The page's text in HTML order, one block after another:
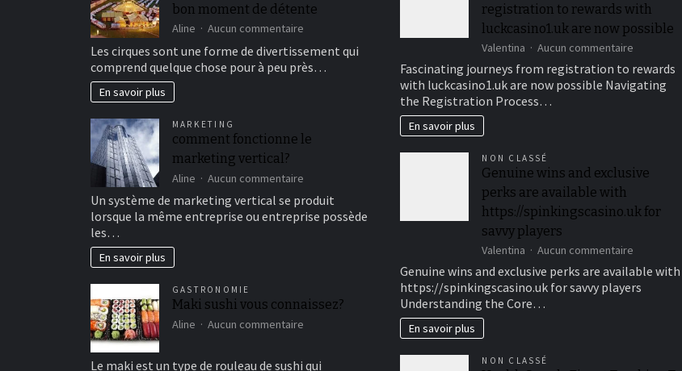
bon moment de détente
Aline Aucun commentaire
au
cirque
bon
Les cirques sont une forme de divertissement qui
comprend quelque chose pour à peu près…
En savoir plus
MARKETING
comment fonctionne le
marketing vertical?
Aline Aucun commentaire
fonctionne
le
Un système de marketing vertical se produit
lorsque la même entreprise ou entreprise possède
les…
En savoir plus
GASTRONOMIE
Maki sushi vous connaissez?
Aline Aucun commentaire
vous
Le maki est un type de rouleau de sushi qui
registration to rewards with
luckcasino1.uk are now possible
Valentina Aucun commentaire
Fascinating
journeys
from
are
possible
Fascinating journeys from registration to rewards
with luckcasino1.uk are now possible Navigating
the Registration Process…
En savoir plus
NON CLASSÉ
Genuine wins and exclusive
perks are available with
https://spinkingscasino.uk for
savvy players
Valentina Aucun commentaire
Genuine
wins
and
Genuine wins and exclusive perks are available with
https://spinkingscasino.uk for savvy players
Understanding the Core…
En savoir plus
NON CLASSÉ